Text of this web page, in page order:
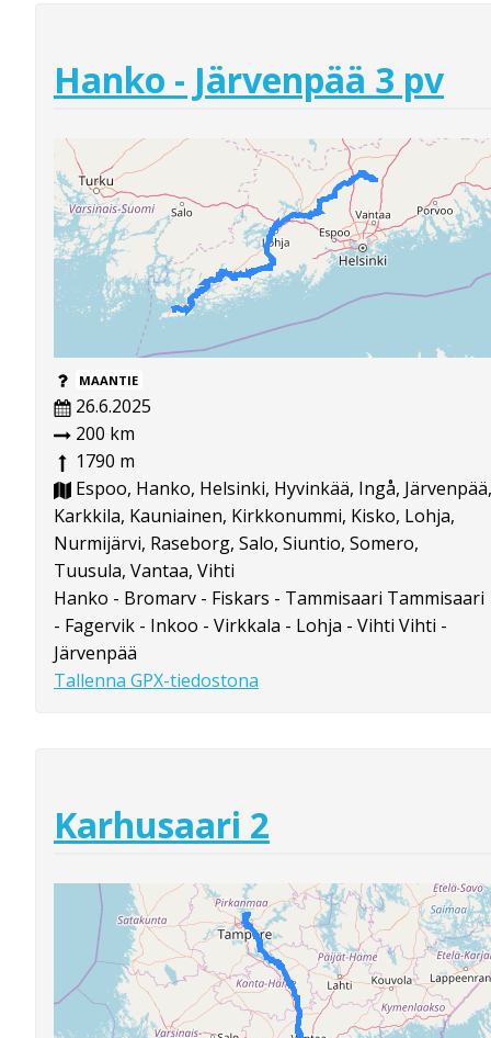
Hanko - Järvenpää 3 pv
MAANTIE
26.6.2025
200 km
1790 m
Espoo, Hanko, Helsinki, Hyvinkää, Ingå, Järvenpää,
Karkkila, Kauniainen, Kirkkonummi, Kisko, Lohja,
Nurmijärvi, Raseborg, Salo, Siuntio, Somero,
Tuusula, Vantaa, Vihti
Hanko - Bromarv - Fiskars - Tammisaari Tammisaari
- Fagervik - Inkoo - Virkkala - Lohja - Vihti Vihti -
Järvenpää
Tallenna GPX-tiedostona
Karhusaari 2